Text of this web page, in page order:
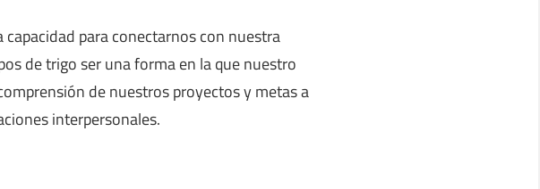
para conectarnos con nuestra
de trigo ser una forma en la que nuestro
de nuestros proyectos y metas a
interpersonales.